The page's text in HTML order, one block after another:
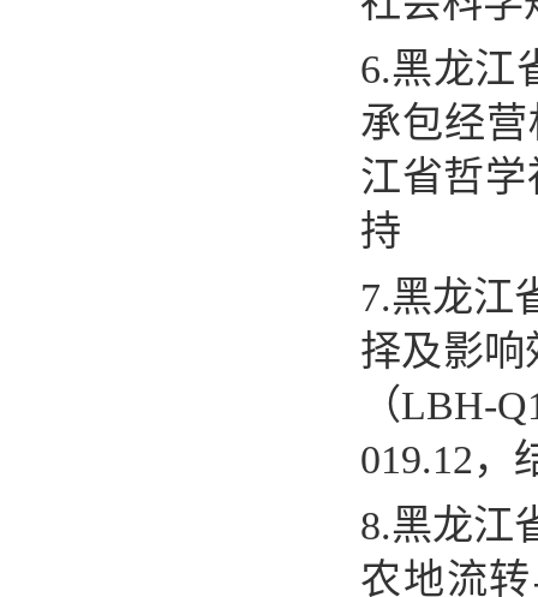
6.黑龙江
承包经
江省哲
持
7.黑龙江
择及影响
（LBH-
019.12，
8.黑龙江
农地流